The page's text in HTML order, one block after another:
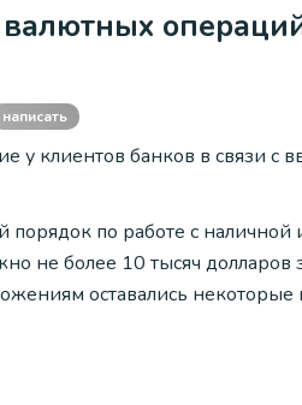
написать
у клиентов банков в связи с
по работе с наличной
не более 10 тысяч долларов
оставались некоторые